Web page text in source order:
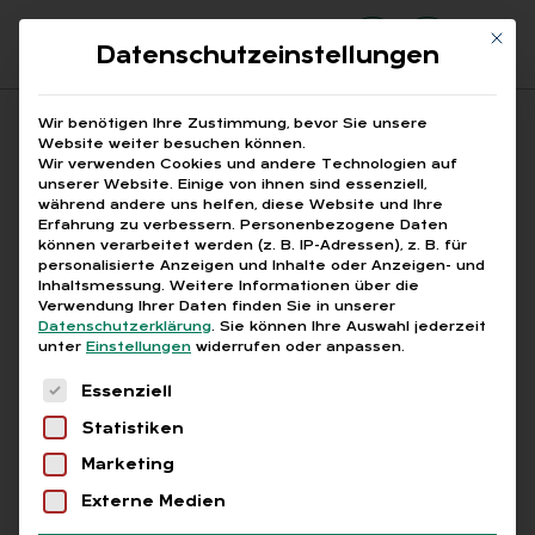
Suchfeld
Suchen
Breadcrumb-Navigation
STARTSEITE § 850C ZPO
Alle Bei­trä­ge mit dem
Schlag­wort „§ 850c
ZPO“
Mit
Datenschutzeinstellungen
Wir benötigen Ihre Zustimmung, bevor Sie unsere
Website weiter besuchen können.
Wir verwenden Cookies und andere Technologien auf
unserer Website. Einige von ihnen sind essenziell,
während andere uns helfen, diese Website und Ihre
Erfahrung zu verbessern. Personenbezogene Daten
können verarbeitet werden (z. B. IP-Adressen), z. B. für
personalisierte Anzeigen und Inhalte oder Anzeigen- und
Inhaltsmessung. Weitere Informationen über die
Verwendung Ihrer Daten finden Sie in unserer
Datenschutzerklärung. Sie können Ihre Auswahl jederzeit
unter Einstellungen widerrufen oder anpassen.
Es folgt eine Liste der Service-Gruppen, für
Essenziell
Statistiken
Marketing
Externe Medien